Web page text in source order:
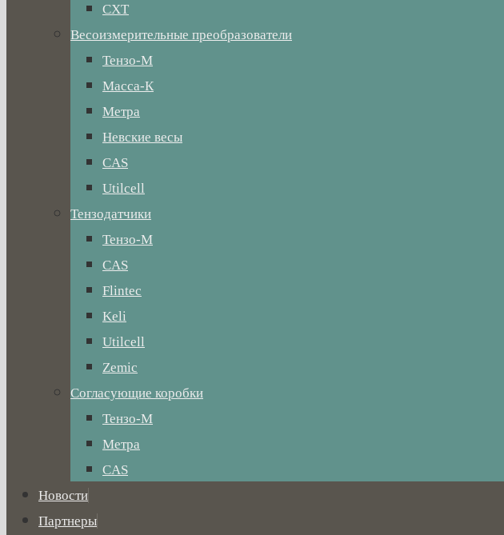
СХТ
Весоизмерительные преобразователи
Тензо-М
Масса-К
Метра
Невские весы
CAS
Utilcell
Тензодатчики
Тензо-М
CAS
Flintec
Keli
Utilcell
Zemic
Согласующие коробки
Тензо-М
Метра
CAS
Новости
Партнеры